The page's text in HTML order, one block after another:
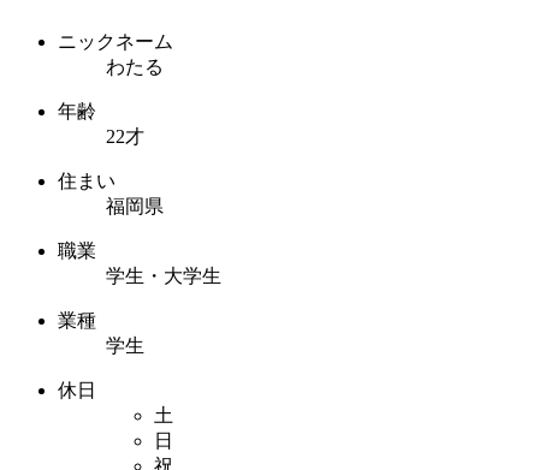
ニックネーム
わたる
年齢
22才
住まい
福岡県
職業
学生・大学生
業種
学生
休日
土
日
祝